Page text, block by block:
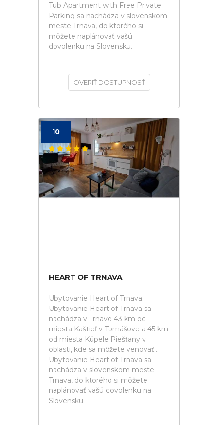
Tub Apartment with Free Private
Parking sa nachádza v slovenskom
meste Trnava, do ktorého si
môžete naplánovať vašú
dovolenku na Slovensku.
OVERIŤ DOSTUPNOSŤ
10
HEART OF TRNAVA
Ubytovanie Heart of Trnava.
Ubytovanie Heart of Trnava sa
nachádza v Trnave 43 km od
miesta Kaštieľ v Tomášove a 45 km
od miesta Kúpele Piešťany v
oblasti, kde sa môžete venovať...
Ubytovanie Heart of Trnava sa
nachádza v slovenskom meste
Trnava, do ktorého si môžete
naplánovať vašú dovolenku na
Slovensku.